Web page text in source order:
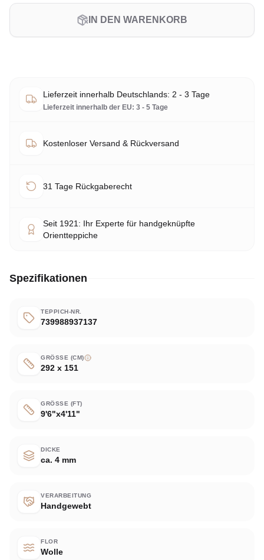
IN DEN WARENKORB
Lieferzeit innerhalb Deutschlands: 2 - 3 Tage
Lieferzeit innerhalb der EU: 3 - 5 Tage
Kostenloser Versand & Rückversand
31 Tage Rückgaberecht
Seit 1921: Ihr Experte für handgeknüpfte
Orientteppiche
Spezifikationen
TEPPICH-NR.
739988937137
GRÖSSE (CM)
292 x 151
GRÖSSE (FT)
9'6"x4'11"
DICKE
ca. 4 mm
VERARBEITUNG
Handgewebt
FLOR
Wolle